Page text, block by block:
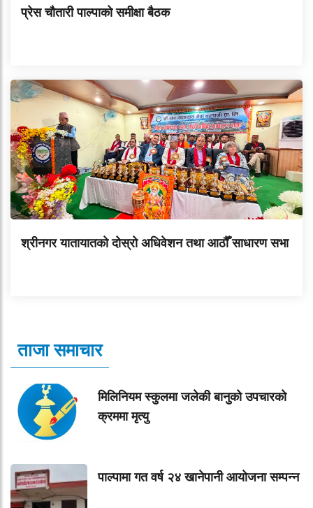
प्रेस चौतारी पाल्पाको समीक्षा बैठक
श्रीनगर यातायातको दोस्रो अधिवेशन तथा आठौँ साधारण सभा
ताजा समाचार
मिलिनियम स्कुलमा जलेकी बानुको उपचारको
क्रममा मृत्यु
पाल्पामा गत वर्ष २४ खानेपानी आयोजना सम्पन्न